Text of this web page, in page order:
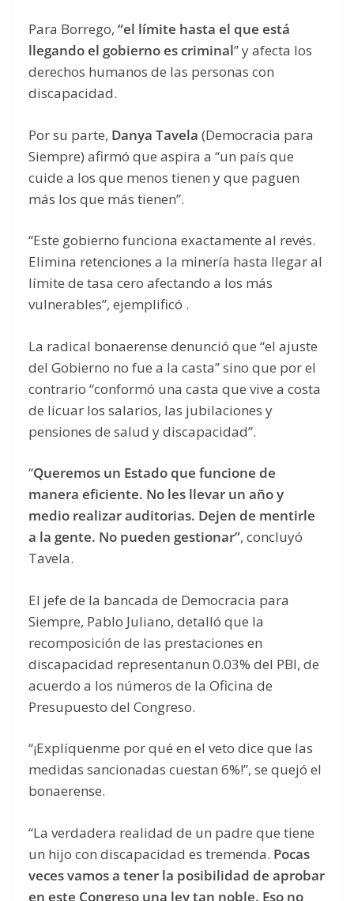
Para Borrego, “el límite hasta el que está
llegando el gobierno es criminal” y afecta los
derechos humanos de las personas con
discapacidad.
Por su parte, Danya Tavela (Democracia para
Siempre) afirmó que aspira a “un país que
cuide a los que menos tienen y que paguen
más los que más tienen”.
“Este gobierno funciona exactamente al revés.
Elimina retenciones a la minería hasta llegar al
límite de tasa cero afectando a los más
vulnerables”, ejemplificó .
La radical bonaerense denunció que “el ajuste
del Gobierno no fue a la casta” sino que por el
contrario “conformó una casta que vive a costa
de licuar los salarios, las jubilaciones y
pensiones de salud y discapacidad”.
“Queremos un Estado que funcione de
manera eficiente. No les llevar un año y
medio realizar auditorias. Dejen de mentirle
a la gente. No pueden gestionar”, concluyó
Tavela.
El jefe de la bancada de Democracia para
Siempre, Pablo Juliano, detalló que la
recomposición de las prestaciones en
discapacidad representanun 0.03% del PBI, de
acuerdo a los números de la Oficina de
Presupuesto del Congreso.
“¡Explíquenme por qué en el veto dice que las
medidas sancionadas cuestan 6%!”, se quejó el
bonaerense.
“La verdadera realidad de un padre que tiene
un hijo con discapacidad es tremenda. Pocas
veces vamos a tener la posibilidad de aprobar
en este Congreso una ley tan noble. Eso no